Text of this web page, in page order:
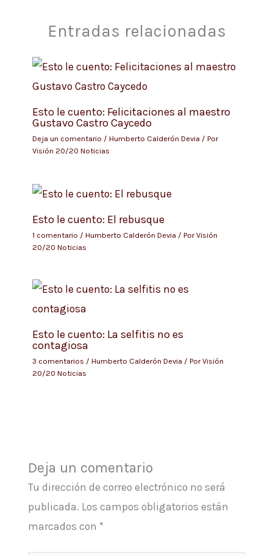
Entradas relacionadas
Esto le cuento: Felicitaciones al maestro
Gustavo Castro Caycedo
Deja un comentario / Humberto Calderón Devia / Por
Visión 20/20 Noticias
Esto le cuento: El rebusque
1 comentario / Humberto Calderón Devia / PorVisión
20/20 Noticias
Esto le cuento: La selfitis no es
contagiosa
3 comentarios / Humberto Calderón Devia / PorVisión
20/20 Noticias
Deja un comentario
Tu dirección de correo electrónico no será
publicada. Los campos obligatorios están
marcados con *